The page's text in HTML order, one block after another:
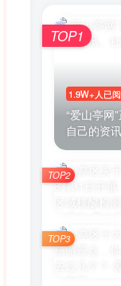
1.9W+人已
“爱山亭网
自己的资
TOP1
TOP2
TOP3
微信登录